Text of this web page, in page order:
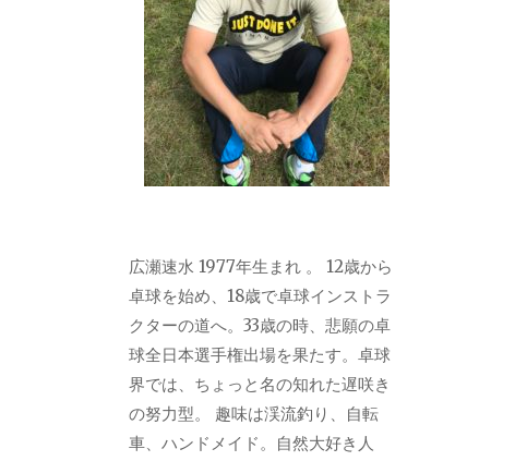
広瀬速水 1977年生まれ 。 12歳から
卓球を始め、18歳で卓球インストラ
クターの道へ。33歳の時、悲願の卓
球全日本選手権出場を果たす。卓球
界では、ちょっと名の知れた遅咲き
の努力型。 趣味は渓流釣り、自転
車、ハンドメイド。自然大好き人